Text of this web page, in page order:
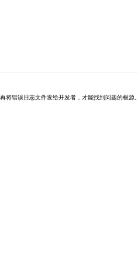
错误日志文件发给开发者，才能找到问题的根源。